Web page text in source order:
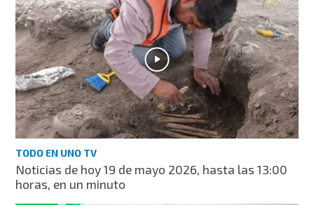
TODO EN UNO TV
Noticias de hoy 19 de mayo 2026, hasta las 13:00
horas, en un minuto